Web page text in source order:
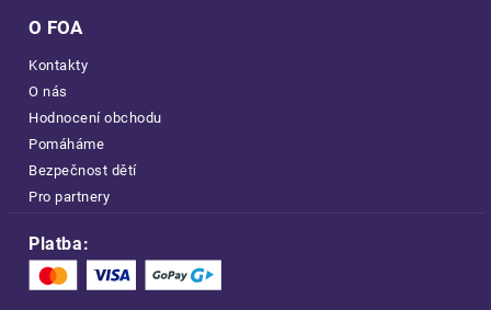
O FOA
Kontakty
O nás
Hodnocení obchodu
Pomáháme
Bezpečnost dětí
Pro partnery
Platba: